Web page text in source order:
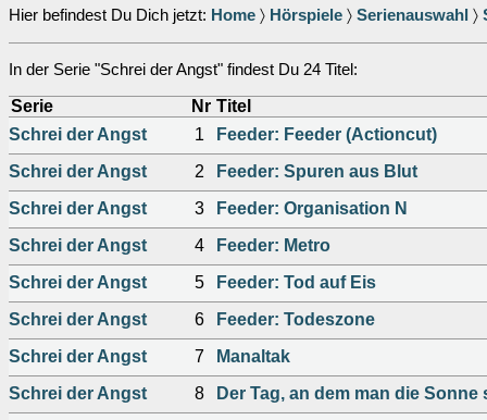
Hier befindest Du Dich jetzt: Home 〉 Hörspiele 〉 Serienauswahl 〉
In der Serie "Schrei der Angst" findest Du 24 Titel:
Serie Nr Titel
Schrei der Angst
1
Feeder: Feeder (Actioncut)
Schrei der Angst
2
Feeder: Spuren aus Blut
Schrei der Angst
3
Feeder: Organisation N
Schrei der Angst
4
Feeder: Metro
Schrei der Angst
5
Feeder: Tod auf Eis
Schrei der Angst
6
Feeder: Todeszone
Schrei der Angst
7
Manaltak
Schrei der Angst
8
Der Tag, an dem man die Sonne